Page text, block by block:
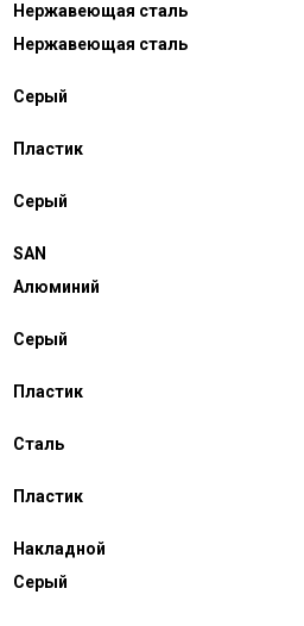
Нержавеющая сталь
Нержавеющая сталь
Серый
Пластик
Серый
SAN
Алюминий
Серый
Пластик
Сталь
Пластик
Накладной
Серый